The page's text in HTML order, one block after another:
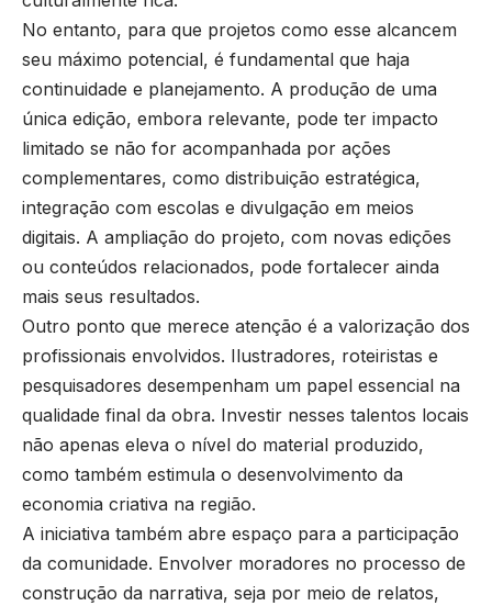
No entanto, para que projetos como esse alcancem
seu máximo potencial, é fundamental que haja
continuidade e planejamento. A produção de uma
única edição, embora relevante, pode ter impacto
limitado se não for acompanhada por ações
complementares, como distribuição estratégica,
integração com escolas e divulgação em meios
digitais. A ampliação do projeto, com novas edições
ou conteúdos relacionados, pode fortalecer ainda
mais seus resultados.
Outro ponto que merece atenção é a valorização dos
profissionais envolvidos. Ilustradores, roteiristas e
pesquisadores desempenham um papel essencial na
qualidade final da obra. Investir nesses talentos locais
não apenas eleva o nível do material produzido,
como também estimula o desenvolvimento da
economia criativa na região.
A iniciativa também abre espaço para a participação
da comunidade. Envolver moradores no processo de
construção da narrativa, seja por meio de relatos,